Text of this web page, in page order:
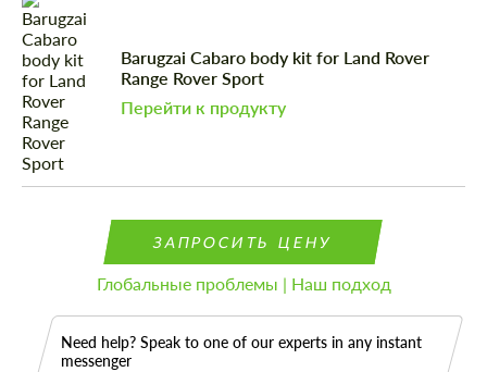
Barugzai Cabaro body kit for Land Rover
Range Rover Sport
Перейти к продукту
ЗАПРОСИТЬ ЦЕНУ
Глобальные проблемы | Наш подход
Need help? Speak to one of our experts in any instant
messenger